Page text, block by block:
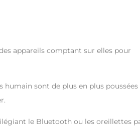
appareils comptant sur elles pour
humain sont de plus en plus poussées
le Bluetooth ou les oreillettes